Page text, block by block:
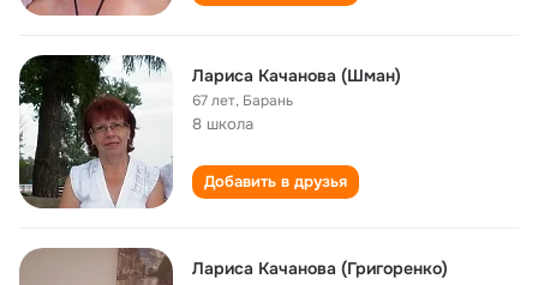
Лариса Качанова (Шман)
67 лет, Барань
8 школа
Добавить в друзья
Лариса Качанова (Григоренко)